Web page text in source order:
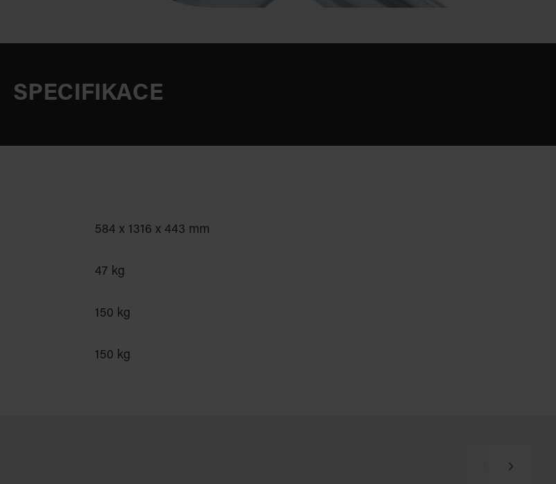
SPECIFIKACE
584 x 1316 x 443 mm
47 kg
150 kg
150 kg